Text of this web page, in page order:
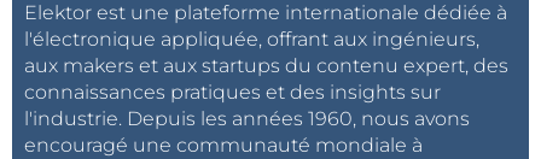
Elektor est une plateforme internationale dédiée à
l'électronique appliquée, offrant aux ingénieurs,
aux makers et aux startups du contenu expert, des
connaissances pratiques et des insights sur
l'industrie. Depuis les années 1960, nous avons
encouragé une communauté mondiale à